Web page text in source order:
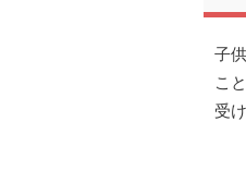
子
こ
受